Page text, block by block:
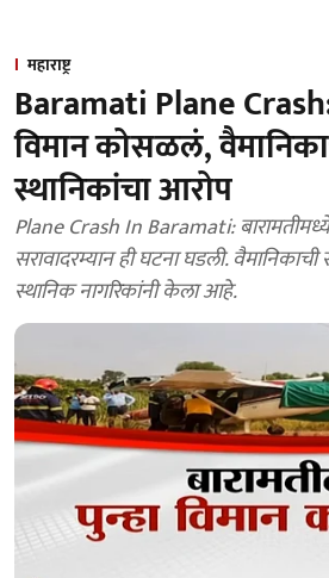
महाराष्ट्र
Baramati Plane
विमान कोसळलं,
स्थानिकांचा आरोप
Plane Crash In Baramati:
सरावादरम्यान ही घटना घडली.
स्थानिक नागरिकांनी केला आहे.